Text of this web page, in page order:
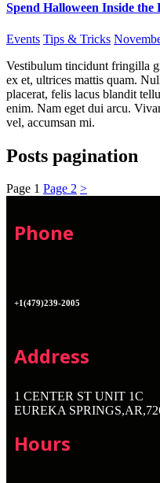
Spend Halloween Inside the
Events Tips & Tricks
Vestibulum tincidunt fringilla
ex et, ultrices mattis quam.
placerat, felis lacus blandit
enim. Nam eget dui arcu.
vel, accumsan mi.
Posts pagination
Page 1 Page 2 >
Phone
+1(479)239-2005
Address
1 CENTER ST UNIT 1C
EUREKA
Hours